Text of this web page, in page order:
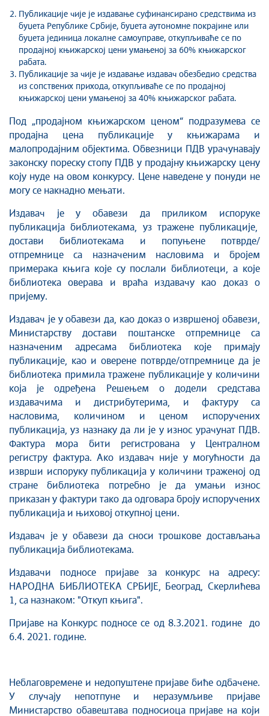
Публикације чије је издавање суфинансирано средствима из
буџета Републике Србије, буџета аутономне покрајине или
буџета јединица локалне самоуправе, откупљиваће се по
продајној књижарској цени умањеној за 60% књижарског
рабата.
Публикације за чије је издавање издавач обезбедио средства
из сопствених прихода, откупљиваће се по продајној
књижарској цени умањеној за 40% књижарског рабата.
Под „продајном књижарском ценом“ подразумева се
продајна цена публикације у књижарама и
малопродајним објектима. Обвезници ПДВ урачунавају
законску пореску стопу ПДВ у продајну књижарску цену
коју нуде на овом конкурсу. Цене наведене у понуди не
могу се накнадно мењати.
Издавач је у обавези да приликом испоруке
публикација библиотекама, уз тражене публикације,
достави библиотекама и попуњене потврде/
отпремнице са назначеним насловима и бројем
примерака књига које су послали библиотеци, а које
библиотека оверава и враћа издавачу као доказ о
пријему.
Издавач је у обавези да, као доказ о извршеној обавези,
Министарству достави поштанске отпремнице са
назначеним адресама библиотека које примају
публикације, као и оверене потврде/отпремнице да је
библиотека примила тражене публикације у количини
која је одређена Решењем о додели средстава
издавачима и дистрибутерима, и фактуру са
насловима, количином и ценом испоручених
публикација, уз назнаку да ли je у износ урачунат ПДВ.
Фактура мора бити регистрована у Централном
регистру фактура. Ако издавач није у могућности да
изврши испоруку публикација у количини траженој од
стране библиотека потребно је да умањи износ
приказан у фактури тако да одговара броју испоручених
публикација и њиховој откупној цени.
Издавач је у обавези да сноси трошкове достављања
публикација библиотекама.
Издавачи подносе пријаве за конкурс на адресу:
НАРОДНА БИБЛИОТЕКА СРБИЈЕ, Београд, Скерлићева
1, са назнаком: "Откуп књига".
Пријаве на Конкурс подносе се од 8.3.2021. године до
6.4. 2021. године.
Неблаговремене и недопуштене пријаве биће одбачене.
У случају непотпуне и неразумљиве пријаве
Министарство обавештава подносиоца пријаве на који